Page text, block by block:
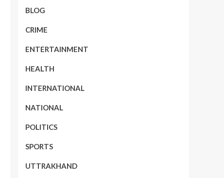
BLOG
CRIME
ENTERTAINMENT
HEALTH
INTERNATIONAL
NATIONAL
POLITICS
SPORTS
UTTRAKHAND